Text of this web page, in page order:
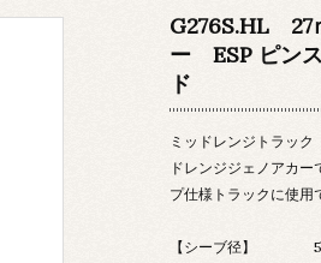
G276S.HL 27
ー ESP ピン
ド
ミッドレンジトラック
ドレンジジェノアカ
プ仕様トラックに使用
【シーブ径】